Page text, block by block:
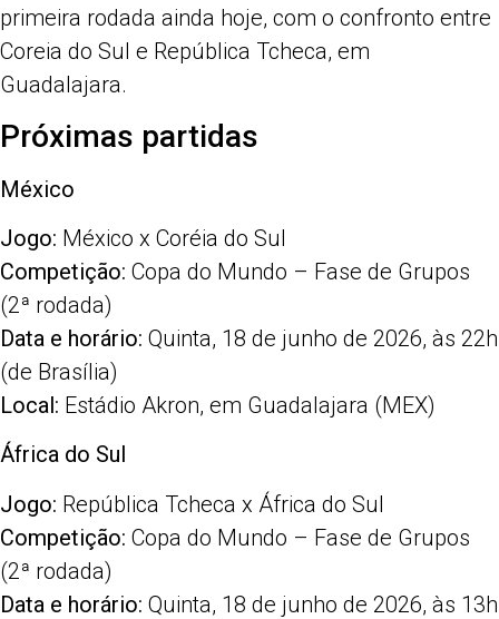
primeira rodada ainda hoje, com o confronto entre
Coreia do Sul e República Tcheca, em
Guadalajara.
Próximas partidas
México
Jogo: México x Coréia do Sul
Competição: Copa do Mundo – Fase de Grupos
(2ª rodada)
Data e horário: Quinta, 18 de junho de 2026, às 22h
(de Brasília)
Local: Estádio Akron, em Guadalajara (MEX)
África do Sul
Jogo: República Tcheca x África do Sul
Competição: Copa do Mundo – Fase de Grupos
(2ª rodada)
Data e horário: Quinta, 18 de junho de 2026, às 13h